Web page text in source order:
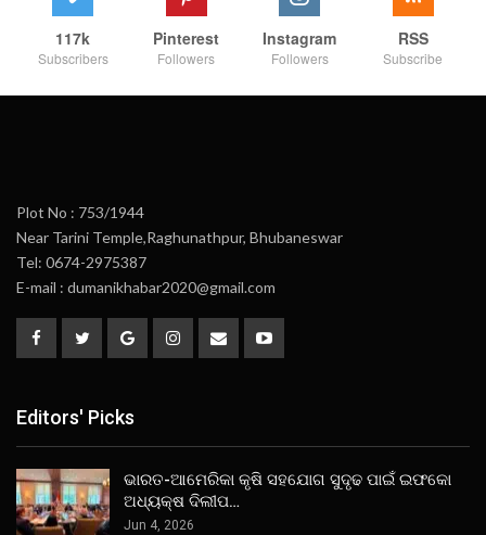
117k
Subscribers
Pinterest
Followers
Instagram
Followers
RSS
Subscribe
Plot No : 753/1944
Near Tarini Temple,Raghunathpur, Bhubaneswar
Tel: 0674-2975387
E-mail : dumanikhabar2020@gmail.com
Editors' Picks
ଭାରତ-ଆମେରିକା କୃଷି ସହଯୋଗ ସୁଦୃଢ ପାଇଁ ଇଫକୋ
ଅଧ୍ୟକ୍ଷ ଦିଲୀପ…
Jun 4, 2026